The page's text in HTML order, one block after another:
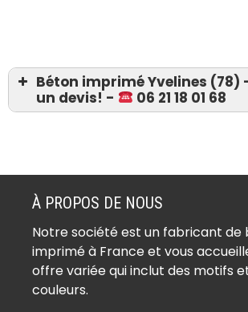
Béton imprimé Yvelines (78)
un devis! -
06 21 18 01 68
Béton imprimé Ablis
Béton imprimé Achères
Béton imprimé Adainville
Béton imprimé
Béton imprimé
Béton imprimé Andelu
À PROPOS DE NOUS
Notre société est un fabricant de
imprimé à France et vous
offre variée qui inclut des motifs
couleurs.